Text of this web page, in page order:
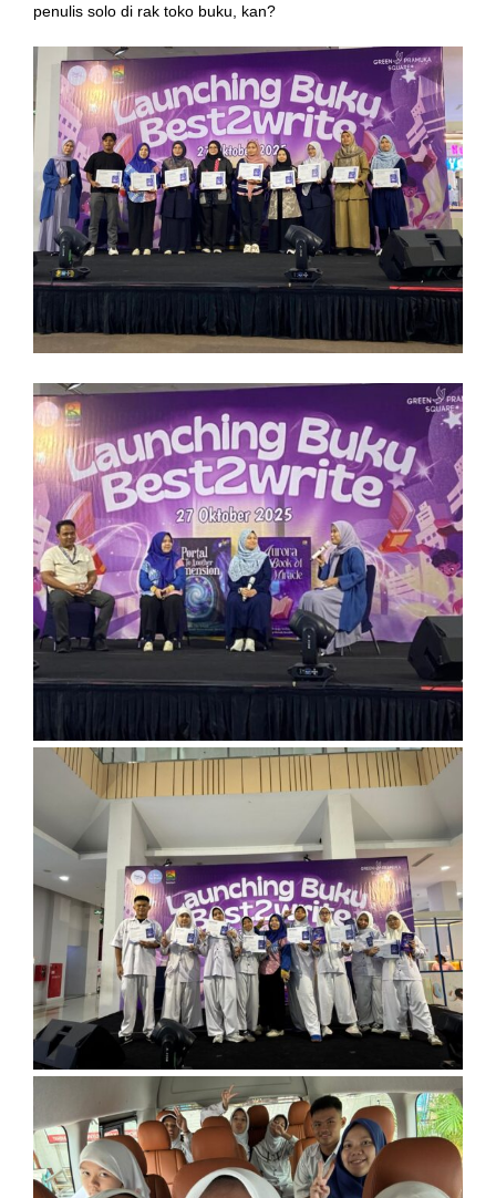
penulis solo di rak toko buku, kan?